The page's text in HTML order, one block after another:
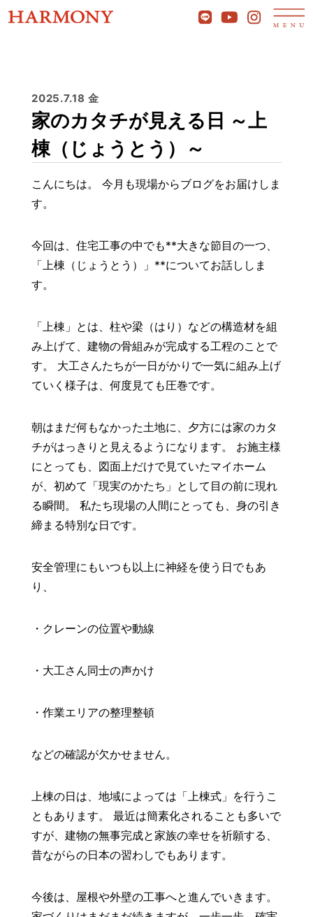
2025.7.18 金
家のカタチが見える日 ～上
棟（じょうとう）～
こんにちは。 今月も現場からブログをお届けしま
す。
今回は、住宅工事の中でも**大きな節目の一つ、
「上棟（じょうとう）」**についてお話ししま
す。
「上棟」とは、柱や梁（はり）などの構造材を組
み上げて、建物の骨組みが完成する工程のことで
す。 大工さんたちが一日がかりで一気に組み上げ
ていく様子は、何度見ても圧巻です。
朝はまだ何もなかった土地に、夕方には家のカタ
チがはっきりと見えるようになります。 お施主様
にとっても、図面上だけで見ていたマイホーム
が、初めて「現実のかたち」として目の前に現れ
る瞬間。 私たち現場の人間にとっても、身の引き
締まる特別な日です。
安全管理にもいつも以上に神経を使う日でもあ
り、
・クレーンの位置や動線
・大工さん同士の声かけ
・作業エリアの整理整頓
などの確認が欠かせません。
上棟の日は、地域によっては「上棟式」を行うこ
ともあります。 最近は簡素化されることも多いで
すが、建物の無事完成と家族の幸せを祈願する、
昔ながらの日本の習わしでもあります。
今後は、屋根や外壁の工事へと進んでいきます。